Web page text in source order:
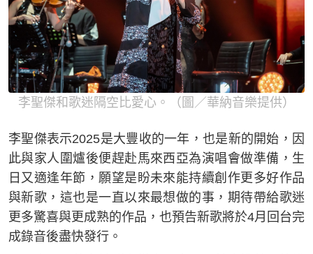
李聖傑和歌迷隔空比愛心。（圖／華納音樂提供）
李聖傑表示2025是大豐收的一年，也是新的開始，因
此與家人圍爐後便趕赴馬來西亞為演唱會做準備，生
日又適逢年節，願望是盼未來能持續創作更多好作品
與新歌，這也是一直以來最想做的事，期待帶給歌迷
更多驚喜與更成熟的作品，也預告新歌將於4月回台完
成錄音後盡快發行。